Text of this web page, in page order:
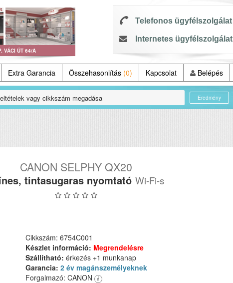
VÁCI ÚT 64/A
Telefonos ügyfélszolgálat
Internetes ügyfélszolgálat
Extra Garancia Összehasonlítás (0) Kapcsolat Belépés
Eredmény
CANON SELPHY QX20
tintasugaras nyomtató Wi-Fi-s
Cikkszám: 6754C001
Készlet információ: Megrendelésre
Szállítható: érkezés +1 munkanap
Garancia: 2 év magánszemélyeknek
Forgalmazó: CANON